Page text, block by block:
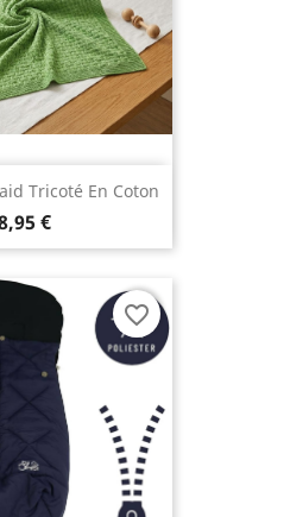
Tricoté En Coton
€
favorite_border